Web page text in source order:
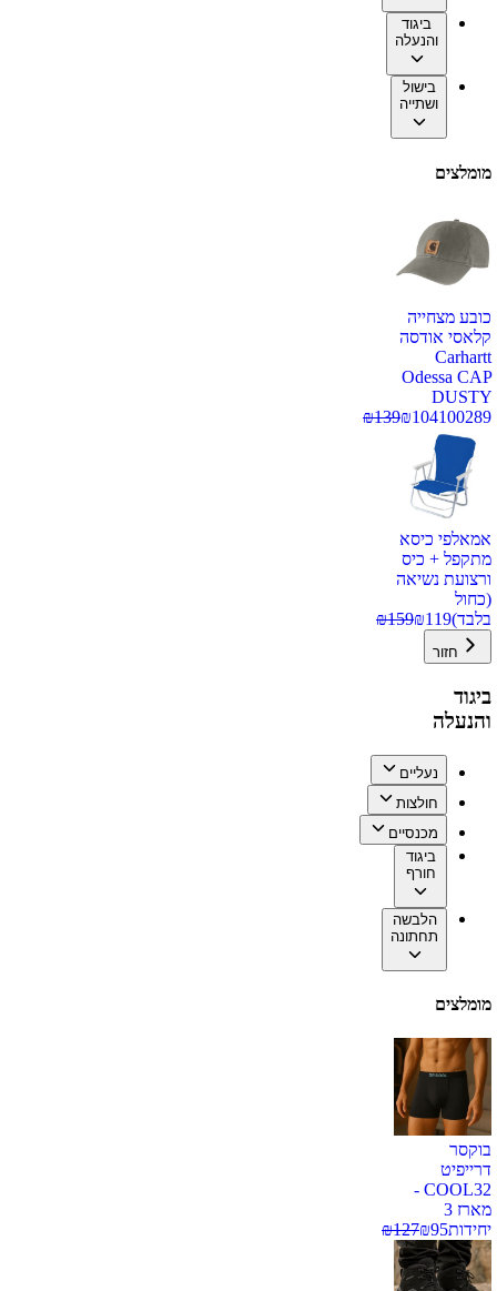
ביגוד
והנעלה
בישול
ושתייה
מומלצים
כובע מצחייה
קלאסי אודסה
Carhartt
Odessa CAP
DUSTY
100289
₪104
₪139
אמאלפי כיסא
מתקפל + כיס
ורצועת נשיאה
(כחול
בלבד)
₪119
₪159
חזור
ביגוד
והנעלה
נעליים
חולצות
מכנסיים
ביגוד
חורף
הלבשה
תחתונה
מומלצים
בוקסר
דרייפיט
COOL32 -
מארז 3
יחידות
₪95
₪127